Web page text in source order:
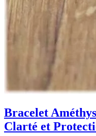
Bracelet
Clarté et